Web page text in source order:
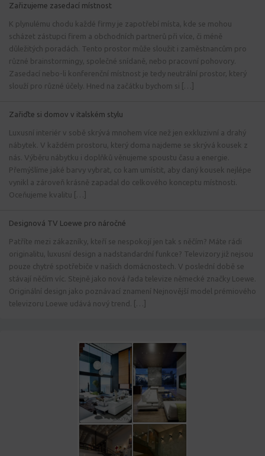
Zařizujeme zasedací místnost
K plynulému chodu každé firmy je zapotřebí místa, kde se mohou
scházet zástupci firem a obchodních partnerů při více, či méně
důležitých poradách. Tento prostor může sloužit i zaměstnancům pro
různé brainstormingy, společné snídaně, nebo pracovní pohovory.
Zasedací nebo-li konferenční místnost je tedy neutrální prostor, který
slouží pro různé účely. Hned na začátku bychom si […]
Zařiďte si domov v italském stylu
Luxusní interiér v sobě skrývá mnohem více než jen exkluzivní a drahý
nábytek. V každém prostoru, který doma najdeme se skrývá kousek z
nás. Výběru nábytku i doplňků věnujeme spoustu času a energie.
Přemýšlíme jaké barvy vybrat, co kam umístit, aby daný kousek nejlépe
vynikl a zároveň krásně zapadal do celkového konceptu místnosti.
Oceňujeme kvalitu […]
Designová TV Loewe pro náročné
Patříte mezi zákazníky, kteří se nespokojí jen tak s něčím? Máte rádi
originalitu, luxusní design a nadstandardní funkce? Televizory již nejsou
pouze chytré spotřebiče v našich domácnostech. V poslední době se
stávají něčím víc. Stejně jako nová řada televize německé značky Loewe.
Originální design jako poznávací znamení Nejnovější model prémiového
televizoru Loewe udává nový trend. […]